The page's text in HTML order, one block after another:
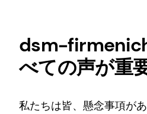
dsm-
べての声が重
私たちは皆、懸念事項が